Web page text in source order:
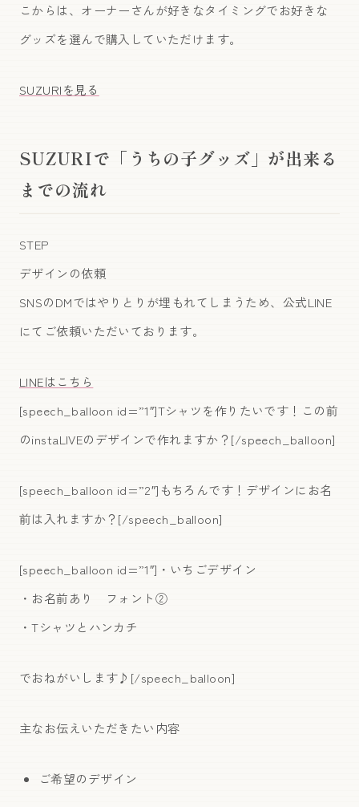
こからは、オーナーさんが好きなタイミングでお好きな
グッズを選んで購入していただけます。
SUZURIを見る
SUZURIで「うちの子グッズ」が出来る
までの流れ
STEP
デザインの依頼
SNSのDMではやりとりが埋もれてしまうため、公式LINE
にてご依頼いただいております。
LINEはこちら
[speech_balloon id=”1″]Tシャツを作りたいです！この前
のinstaLIVEのデザインで作れますか？[/speech_balloon]
[speech_balloon id=”2″]もちろんです！デザインにお名
前は入れますか？[/speech_balloon]
[speech_balloon id=”1″]・いちごデザイン
・お名前あり フォント②
・Tシャツとハンカチ
でおねがいします♪[/speech_balloon]
主なお伝えいただきたい内容
ご希望のデザイン